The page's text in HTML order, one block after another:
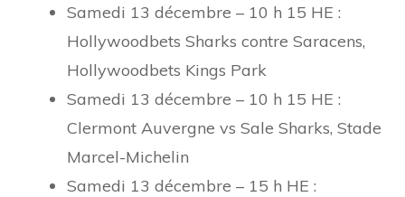
Samedi 13 décembre – 10 h 15 HE :
Hollywoodbets Sharks contre Saracens,
Hollywoodbets Kings Park
Samedi 13 décembre – 10 h 15 HE :
Clermont Auvergne vs Sale Sharks, Stade
Marcel-Michelin
Samedi 13 décembre – 15 h HE :